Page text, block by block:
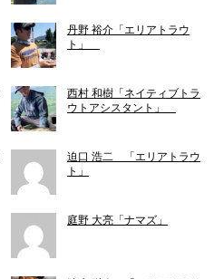
丹野 裕介「エリアトラウ
ト」
西村 和樹「ネイティブトラ
ウトアシスタント」
迫口 浩二 「エリアトラウ
ト」
庭野 大亮「ナマズ」